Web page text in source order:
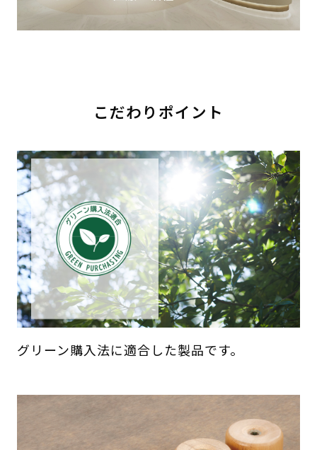
こだわりポイント
グリーン購入法に適合した製品です。